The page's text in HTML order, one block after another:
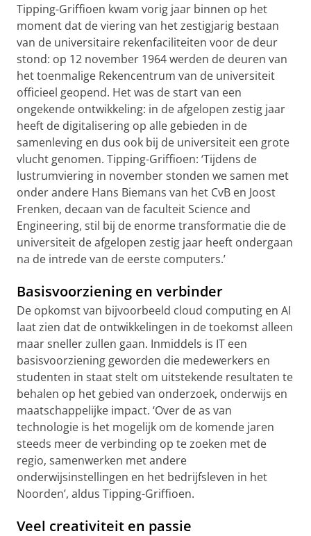
Tipping-Griffioen kwam vorig jaar binnen op het
moment dat de viering van het zestigjarig bestaan
van de universitaire rekenfaciliteiten voor de deur
stond: op 12 november 1964 werden de deuren van
het toenmalige Rekencentrum van de universiteit
officieel geopend. Het was de start van een
ongekende ontwikkeling: in de afgelopen zestig jaar
heeft de digitalisering op alle gebieden in de
samenleving en dus ook bij de universiteit een grote
vlucht genomen. Tipping-Griffioen: ‘Tijdens de
lustrumviering in november stonden we samen met
onder andere Hans Biemans van het CvB en Joost
Frenken, decaan van de faculteit Science and
Engineering, stil bij de enorme transformatie die de
universiteit de afgelopen zestig jaar heeft ondergaan
na de intrede van de eerste computers.’
Basisvoorziening en verbinder
De opkomst van bijvoorbeeld cloud computing en AI
laat zien dat de ontwikkelingen in de toekomst alleen
maar sneller zullen gaan. Inmiddels is IT een
basisvoorziening geworden die medewerkers en
studenten in staat stelt om uitstekende resultaten te
behalen op het gebied van onderzoek, onderwijs en
maatschappelijke impact. ‘Over de as van
technologie is het mogelijk om de komende jaren
steeds meer de verbinding op te zoeken met de
regio, samenwerken met andere
onderwijsinstellingen en het bedrijfsleven in het
Noorden’, aldus Tipping-Griffioen.
Veel creativiteit en passie